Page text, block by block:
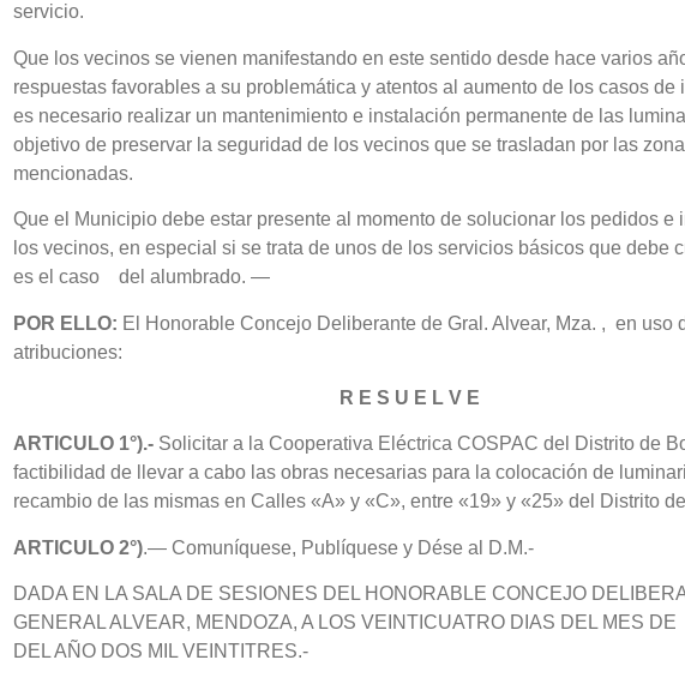
servicio.
Que los vecinos se vienen manifestando en este sentido desde hace varios
respuestas favorables a su problemática y atentos al aumento de los casos de
es necesario realizar un mantenimiento e instalación permanente de las
objetivo de preservar la seguridad de los vecinos que se trasladan por las
mencionadas.
Que el Municipio debe estar presente al momento de solucionar los pedidos e
los vecinos, en especial si se trata de unos de los servicios básicos que debe
es el caso del alumbrado. —
POR ELLO: El Honorable Concejo Deliberante de Gral. Alvear, Mza. , en uso
atribuciones:
R E S U E L V E
ARTICULO 1°).- Solicitar a la Cooperativa Eléctrica COSPAC del Distrito de
factibilidad de llevar a cabo las obras necesarias para la colocación de
recambio de las mismas en Calles «A» y «C», entre «19» y «25» del Distrito
ARTICULO 2°).— Comuníquese, Publíquese y Dése al D.M.-
DADA EN LA SALA DE SESIONES DEL HONORABLE CONCEJO
GENERAL ALVEAR, MENDOZA, A LOS VEINTICUATRO DIAS DEL MES
DEL AÑO DOS MIL VEINTITRES.-